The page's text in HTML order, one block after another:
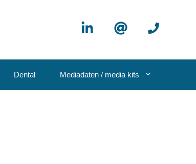
Dental Mediadaten / media kits